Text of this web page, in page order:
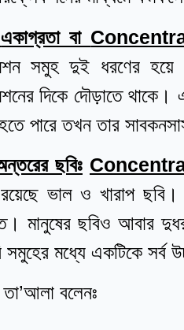
একাগ্রতা বা
সমুহ দুই ধরণের
দিকে দৌড়াতে
পারে তখন তার
ছবিঃ
রয়েছে ভাল ও খারাপ
মানুষের ছবিও আবার
মধ্যে একটিকে সর্ব
বলেনঃ